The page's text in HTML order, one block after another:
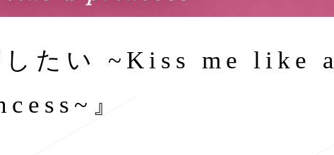
したい ~Kiss me like a
』